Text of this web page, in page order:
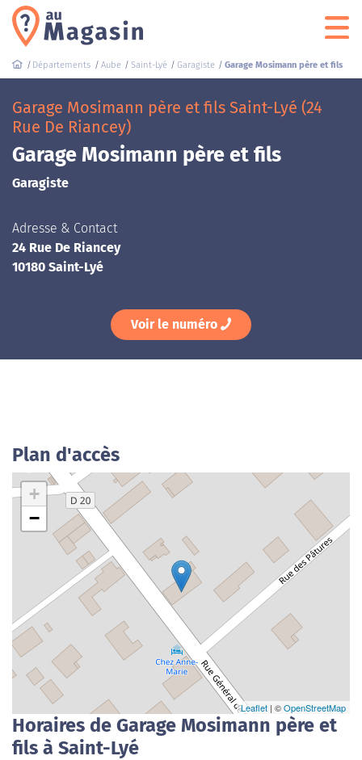
Départements Aube Saint-Lyé Garagiste Garage Mosimann père et fils
Garage Mosimann père et fils Saint-Lyé (24
Rue De Riancey)
Garage Mosimann père et fils
Garagiste
Adresse & Contact
24 Rue De Riancey
10180 Saint-Lyé
Voir le numéro
Plan d'accès
+
−
Leaflet | ©OpenStreetMap
Horaires de Garage Mosimann père et
fils à Saint-Lyé